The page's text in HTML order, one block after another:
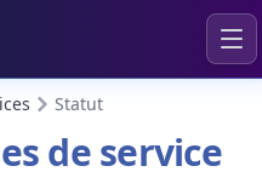
Statut
de service